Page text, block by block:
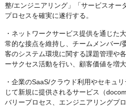
整/エンジニアリング」「サービスオー
プロセスを確実に遂行する。
・ネットワークサービス提供を通じた
常的な接点を維持し、チームメンバー/
客のシステム環境に関する課題管理や
ーサクセス活動を行い、顧客価値を増大
・企業のSaaS/クラウド利用やセキュ
じて新規に提供されるサービス（
バリープロセス、エンジニアリングプ